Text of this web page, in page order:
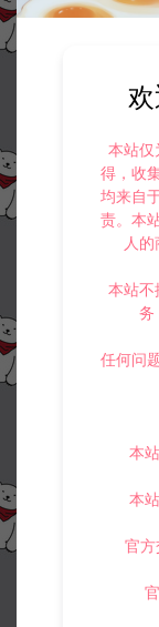
本站仅
得，收
均来自
责。本
人
本站不
务
任何问
本
本
官